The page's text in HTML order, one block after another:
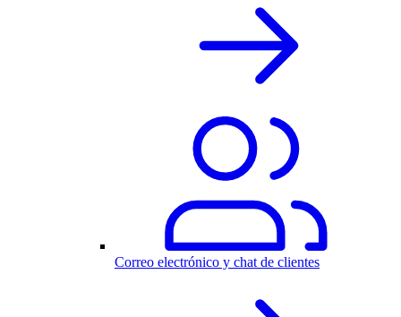
Correo electrónico y chat de clientes